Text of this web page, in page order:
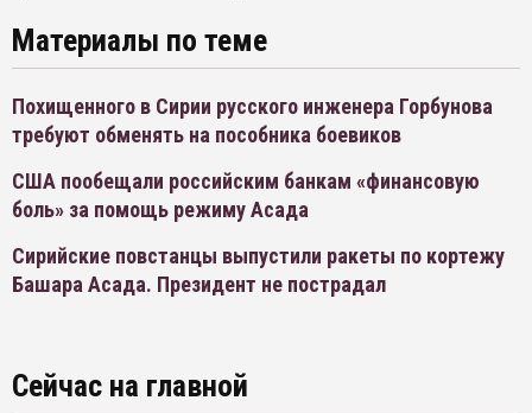
Материалы по теме
Похищенного в Сирии русского инженера Горбунова
требуют обменять на пособника боевиков
США пообещали российским банкам «финансовую
боль» за помощь режиму Асада
Сирийские повстанцы выпустили ракеты по кортежу
Башара Асада. Президент не пострадал
Сейчас на главной